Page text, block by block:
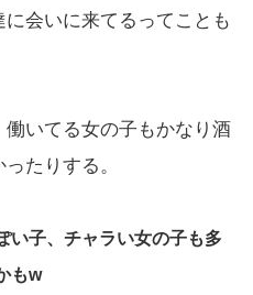
会いに来てるってことも
いてる女の子もかなり酒
たりする。
い子、チャラい女の子も多
もw